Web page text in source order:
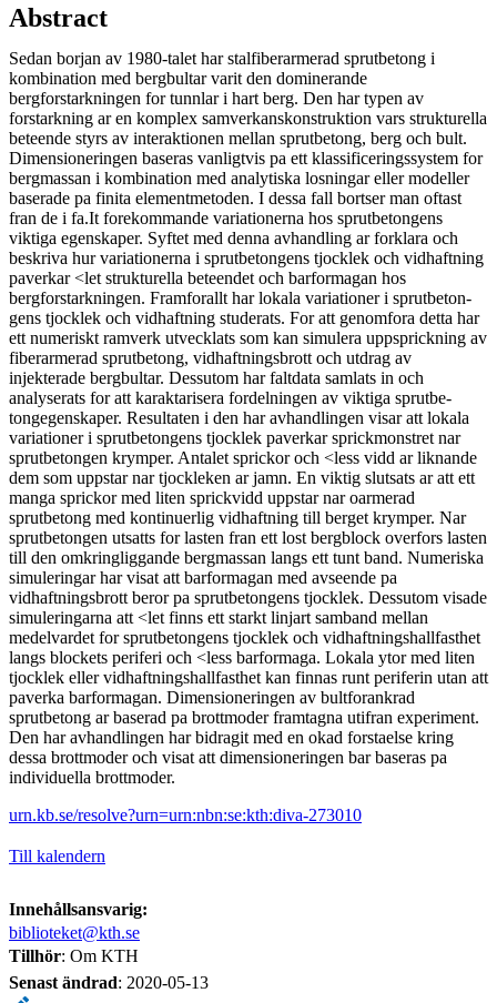
Abstract
Sedan borjan av 1980-talet har stalfiberarmerad sprutbetong i
kombination med bergbultar varit den dominerande
bergforstarkningen for tunnlar i hart berg. Den har typen av
forstarkning ar en komplex samverkanskonstruktion vars strukturella
beteende styrs av interaktionen mellan sprutbetong, berg och bult.
Dimensioner­ingen baseras vanligtvis pa ett klassificeringssystem for
bergmassan i kombination med analytiska losningar eller modeller
baserade pa finita elementmetoden. I dessa fall bortser man oftast
fran de i fa.It forekommande variationerna hos sprut­betongens
viktiga egenskaper. Syftet med denna avhandling ar forklara och
beskriva hur variationerna i sprut­betongens tjocklek och vidhaftning
paverkar <let strukturella beteendet och bar­formagan hos
bergforstarkningen. Framforallt har lokala variationer i sprutbeton­
gens tjocklek och vidhaftning studerats. For att genomfora detta har
ett numeriskt ramverk utvecklats som kan simulera uppsprickning av
fiberarmerad sprutbetong, vidhaftningsbrott och utdrag av
injekterade bergbultar. Dessutom har faltdata samlats in och
analyserats for att karaktarisera fordelningen av viktiga sprutbe­
tongegenskaper. Resultaten i den har avhandlingen visar att lokala
variationer i sprutbetongens tjocklek paverkar sprickmonstret nar
sprutbetongen krymper. Antalet sprickor och <less vidd ar liknande
dem som uppstar nar tjockleken ar jamn. En viktig slutsats ar att ett
manga sprickor med liten sprickvidd uppstar nar oarmerad
sprutbetong med kontinuerlig vidhaftning till berget krymper. Nar
sprutbetongen utsatts for lasten fran ett lost bergblock overfors lasten
till den omkringliggande bergmas­san langs ett tunt band. Numeriska
simuleringar har visat att barformagan med avseende pa
vidhaftningsbrott beror pa sprutbetongens tjocklek. Dessutom visade
simuleringarna att <let finns ett starkt linjart samband mellan
medelvardet for sprutbetongens tjocklek och vidhaftningshallfasthet
langs block­ets periferi och <less barformaga. Lokala ytor med liten
tjocklek eller vidhaft­ningshallfasthet kan finnas runt periferin utan att
paverka barformagan. Dimen­sioneringen av bultforankrad
sprutbetong ar baserad pa brottmoder framtagna utifran experiment.
Den har avhandlingen har bidragit med en okad forstaelse kring
dessa brottmoder och visat att dimensioneringen bar baseras pa
individuella brottmoder.
urn.kb.se/resolve?urn=urn:nbn:se:kth:diva-273010
Till kalendern
Innehållsansvarig:
biblioteket@kth.se
Tillhör: Om KTH
Senast ändrad: 2020-05-13